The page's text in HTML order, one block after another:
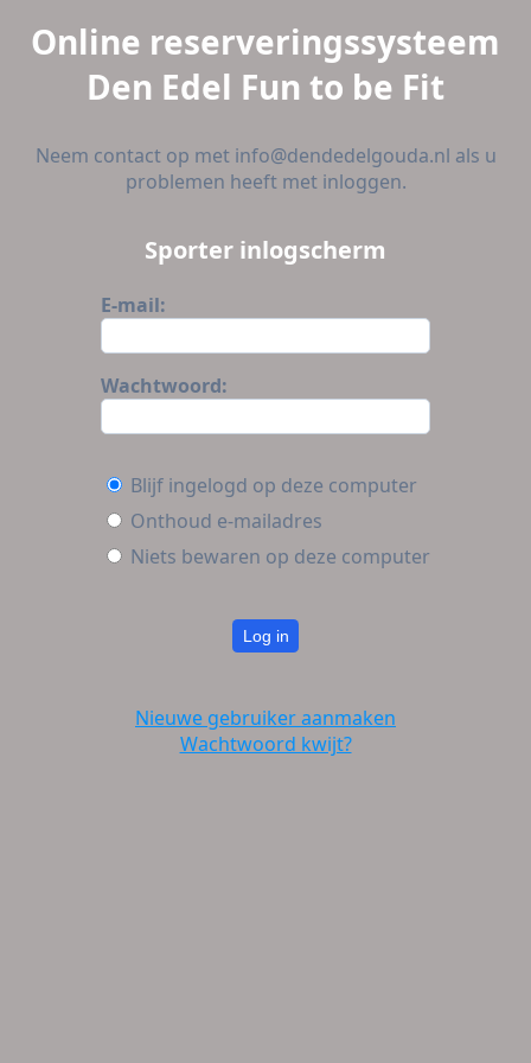
Online reserveringssysteem
Den Edel Fun to be Fit
Neem contact op met info@dendedelgouda.nl als u
problemen heeft met inloggen.
Sporter inlogscherm
E-mail:
Wachtwoord:
Blijf ingelogd op deze computer
Onthoud e-mailadres
Niets bewaren op deze computer
Log in
Nieuwe gebruiker aanmaken
Wachtwoord kwijt?